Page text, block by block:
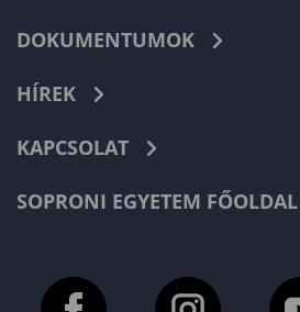
DOKUMENTUMOK
HÍREK
KAPCSOLAT
SOPRONI EGYETEM FŐOLDAL